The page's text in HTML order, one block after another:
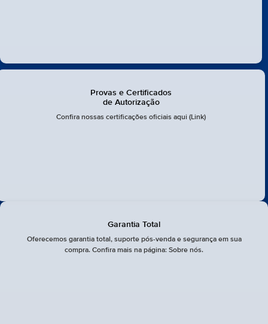
Provas e Certificados
de Autorização
Confira nossas certificações oficiais aqui (Link)
Garantia Total
Oferecemos garantia total, suporte pós-venda e segurança em sua
compra. Confira mais na página: Sobre nós.